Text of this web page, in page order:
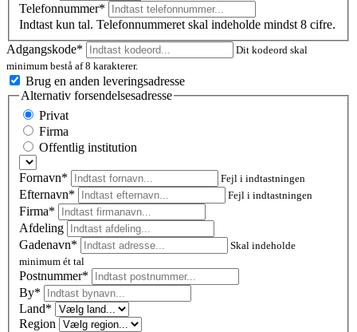
Telefonnummer*
Indtast kun tal. Telefonnummeret skal indeholde mindst 8 cifre.
Adgangskode*
Dit kodeord skal
minimum bestå af 8 karakterer.
Brug en anden leveringsadresse
Alternativ forsendelsesadresse
Privat
Firma
Offentlig institution
Fornavn* Fejl i indtastningen
Efternavn* Fejl i indtastningen
Firma*
Afdeling
Gadenavn*
Skal indeholde
minimum ét tal
Postnummer*
By*
Land*
Region